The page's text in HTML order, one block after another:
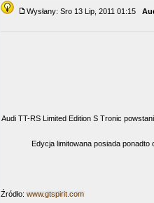
Wysłany: Sro 13 Lip, 2011 01:15
Audi TT-RS Limited Edition S Tronic
Edycja limitowana posiada
Źródło: www.gtspirit.com